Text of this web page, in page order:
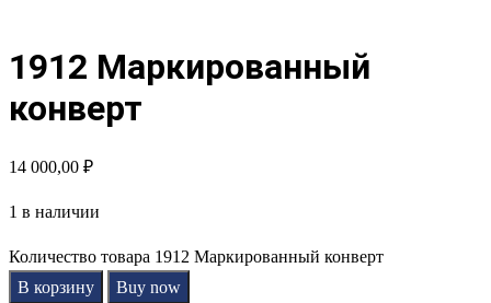
1912 Маркированный
конверт
14 000,00 ₽
1 в наличии
Количество товара 1912 Маркированный конверт
В корзину
Buy now